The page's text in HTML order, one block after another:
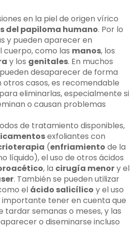
en la piel de origen vírico
del papiloma humano. Por lo
y pueden aparecer en
como las manos, los
y los genitales. En muchos
pueden desaparecer de forma
casos, es recomendable
eliminarlas, especialmente si
o causan problemas
de tratamiento disponibles,
exfoliantes con
(enfriamiento de la
líquido), el uso de otros ácidos
, la cirugía menory el
. También se pueden utilizar
el ácido salicílico y el uso
importante tener en cuenta que
semanas o meses, y las
o diseminarse incluso